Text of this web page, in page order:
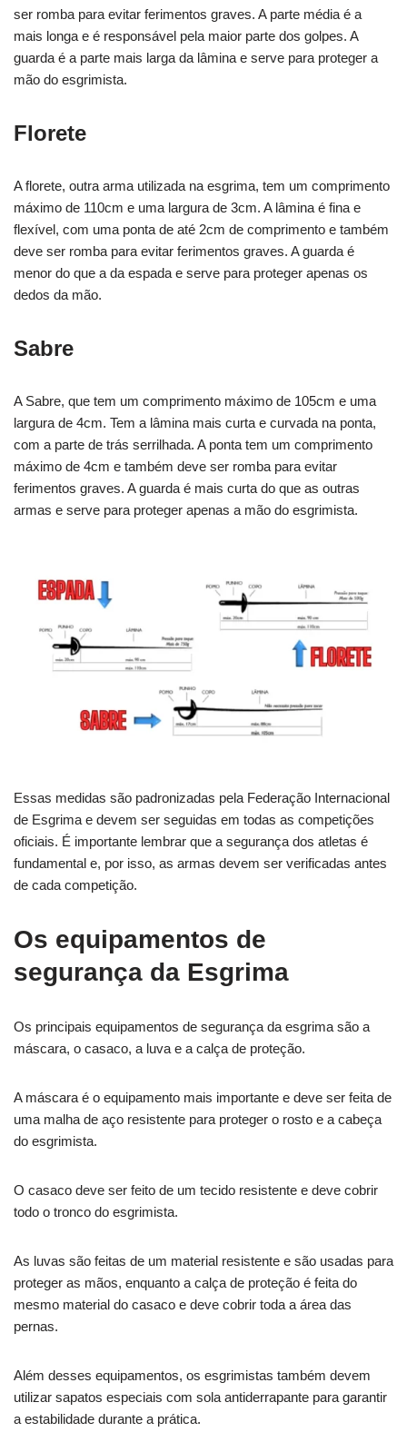
ser romba para evitar ferimentos graves. A parte média é a
mais longa e é responsável pela maior parte dos golpes. A
guarda é a parte mais larga da lâmina e serve para proteger a
mão do esgrimista.
Florete
A florete, outra arma utilizada na esgrima, tem um comprimento
máximo de 110cm e uma largura de 3cm. A lâmina é fina e
flexível, com uma ponta de até 2cm de comprimento e também
deve ser romba para evitar ferimentos graves. A guarda é
menor do que a da espada e serve para proteger apenas os
dedos da mão.
Sabre
A Sabre, que tem um comprimento máximo de 105cm e uma
largura de 4cm. Tem a lâmina mais curta e curvada na ponta,
com a parte de trás serrilhada. A ponta tem um comprimento
máximo de 4cm e também deve ser romba para evitar
ferimentos graves. A guarda é mais curta do que as outras
armas e serve para proteger apenas a mão do esgrimista.
Essas medidas são padronizadas pela Federação Internacional
de Esgrima e devem ser seguidas em todas as competições
oficiais. É importante lembrar que a segurança dos atletas é
fundamental e, por isso, as armas devem ser verificadas antes
de cada competição.
Os equipamentos de
segurança da Esgrima
Os principais equipamentos de segurança da esgrima são a
máscara, o casaco, a luva e a calça de proteção.
A máscara é o equipamento mais importante e deve ser feita de
uma malha de aço resistente para proteger o rosto e a cabeça
do esgrimista.
O casaco deve ser feito de um tecido resistente e deve cobrir
todo o tronco do esgrimista.
As luvas são feitas de um material resistente e são usadas para
proteger as mãos, enquanto a calça de proteção é feita do
mesmo material do casaco e deve cobrir toda a área das
pernas.
Além desses equipamentos, os esgrimistas também devem
utilizar sapatos especiais com sola antiderrapante para garantir
a estabilidade durante a prática.